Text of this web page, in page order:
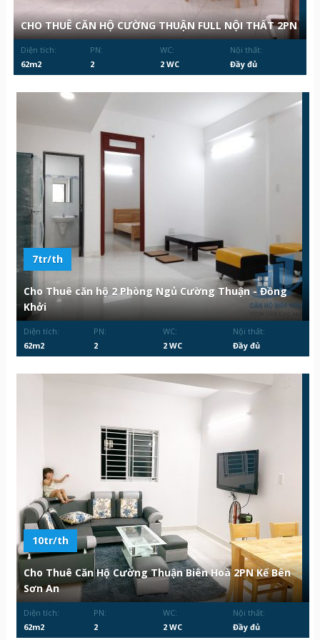
CHO THUÊ CĂN HỘ CƯỜNG THUẬN FULL NỘI THẤT 2PN
Diện tích:
62m2
PN:
2
WC:
2 WC
Nội thất:
Đầy đủ
7tr/th
Cho Thuê căn hộ 2 Phòng Ngủ Cường Thuận - Đồng
Khởi
Diện tích:
62m2
PN:
2
WC:
2 WC
Nội thất:
Đầy đủ
10tr/th
Cho Thuê Căn Hộ Cường Thuận Biên Hoà 2PN Kế Bên
Sơn An
Diện tích:
62m2
PN:
2
WC:
2 WC
Nội thất:
Đầy đủ